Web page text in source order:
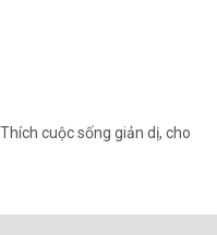
cuộc sống giản dị, cho